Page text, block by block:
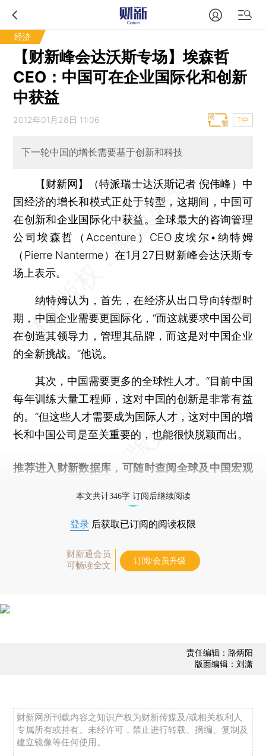
经济
【财新峰会达沃斯专场】埃森哲
CEO：中国可在企业国际化和创新
中获益
2012年01月28日 11:06 T中
下一轮中国的增长需要基于创新和科技
【财新网】（特派瑞士达沃斯记者 倪伟峰） 中
国经济的增长和模式正处于转型，这期间，中国可
在创新和企业国际化中获益。全球最大的咨询管理
公司埃森哲（Accenture）CEO皮埃尔•纳特姆
（Pierre Nanterme）在1月27日财新峰会达沃斯专
场上表示。
纳特姆认为，首先，在经济从出口导向转型时
期，中国企业需要更国际化，“而这就要求中国公司
在创造其领导力，管理其品牌，而这是对中国企业
的全新挑战。”他说。
其次，中国需要更多的全球性人才。“目前中国
每年训练大量工程师，这对中国的创新是非常有益
的。”但这些人才需要成为国际人才，这对中国的增
长和中国公司是至关重要的，也能很快脱颖而出。
推荐进入 财新数据库 ，可随时查阅全球及中国宏观
本文共计346字 订阅后继续阅读
登录 后获取已订阅的阅读权限
财新通会员
可畅读全文
订阅/会员升级
责任编辑：路炳阳
版面编辑：刘潇
财新网所刊载内容之知识产权为财新传媒及/或相关权利人
专属所有或持有。未经许可，禁止进行转载、摘编、复制及
建立镜像等任何使用。